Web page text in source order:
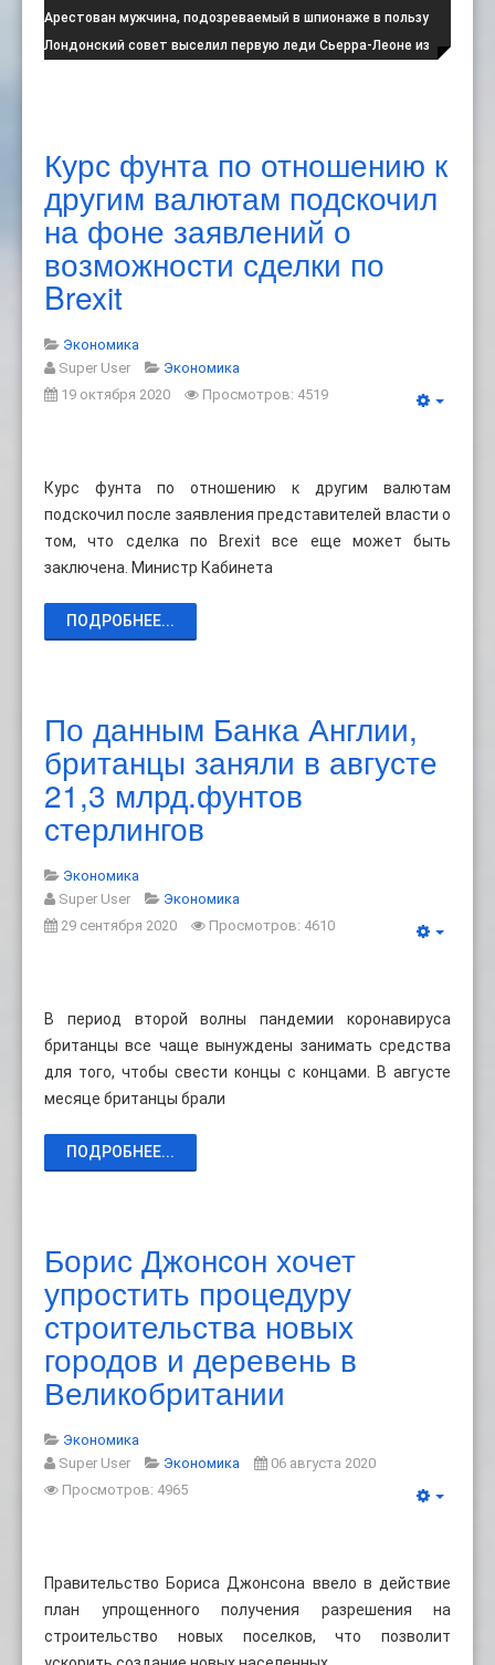
свой первый бюджет 28 октя:
Арестован мужчина, подозреваемый в шпионаже в пользу
Ирана на британской военной:
Лондонский совет выселил первую леди Сьерра-Леоне из
Курс фунта по отношению к
другим валютам подскочил
на фоне заявлений о
возможности сделки по
Brexit
Экономика
Super User
Экономика
19 октября 2020
Просмотров: 4519
Курс фунта по отношению к другим валютам
подскочил после заявления представителей власти о
том, что сделка по Brexit все еще может быть
заключена. Министр Кабинета
ПОДРОБНЕЕ...
По данным Банка Англии,
британцы заняли в августе
21,3 млрд.фунтов
стерлингов
Экономика
Super User
Экономика
29 сентября 2020
Просмотров: 4610
В период второй волны пандемии коронавируса
британцы все чаще вынуждены занимать средства
для того, чтобы свести концы с концами. В августе
месяце британцы брали
ПОДРОБНЕЕ...
Борис Джонсон хочет
упростить процедуру
строительства новых
городов и деревень в
Великобритании
Экономика
Super User
Экономика
06 августа 2020
Просмотров: 4965
Правительство Бориса Джонсона ввело в действие
план упрощенного получения разрешения на
строительство новых поселков, что позволит